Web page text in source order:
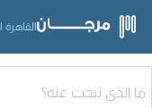
القاهرة